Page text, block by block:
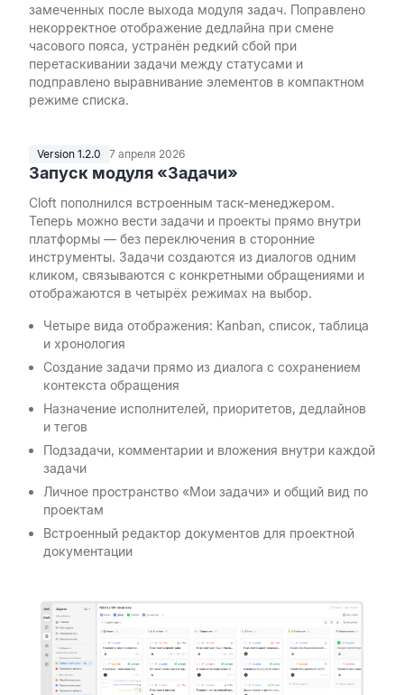
замеченных после выхода модуля задач. Поправлено
некорректное отображение дедлайна при смене
часового пояса, устранён редкий сбой при
перетаскивании задачи между статусами и
подправлено выравнивание элементов в компактном
режиме списка.
Version 1.2.0 7 апреля 2026
Запуск модуля «Задачи»
Cloft пополнился встроенным таск-менеджером.
Теперь можно вести задачи и проекты прямо внутри
платформы — без переключения в сторонние
инструменты. Задачи создаются из диалогов одним
кликом, связываются с конкретными обращениями и
отображаются в четырёх режимах на выбор.
Четыре вида отображения: Kanban, список, таблица
и хронология
Создание задачи прямо из диалога с сохранением
контекста обращения
Назначение исполнителей, приоритетов, дедлайнов
и тегов
Подзадачи, комментарии и вложения внутри каждой
задачи
Личное пространство «Мои задачи» и общий вид по
проектам
Встроенный редактор документов для проектной
документации